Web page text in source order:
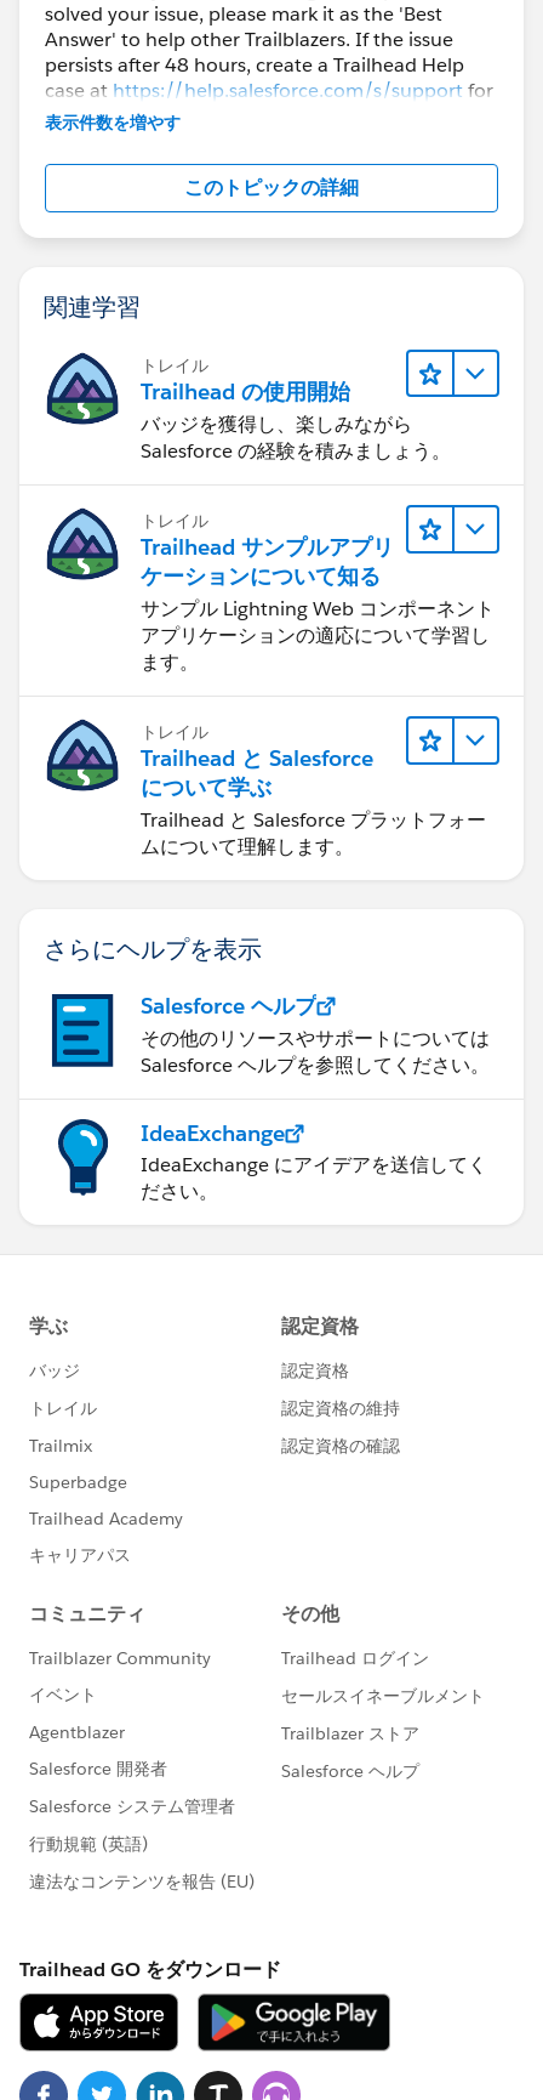
solved your issue, please mark it as the 'Best
Answer' to help other Trailblazers. If the issue
persists after 48 hours, create a Trailhead Help
case at https://help.salesforce.com/s/supportfor
further assistance.
表示件数を増やす
このトピックの詳細
関連学習
トレイル
Trailhead の使用開始
バッジを獲得し、楽しみながら
Salesforce の経験を積みましょう。
トレイル
Trailhead サンプルアプリ
ケーションについて知る
サンプル Lightning Web コンポーネント
アプリケーションの適応について学習し
ます。
トレイル
Trailhead と Salesforce
について学ぶ
Trailhead と Salesforce プラットフォー
ムについて理解します。
さらにヘルプを表示
Salesforce ヘルプ
その他のリソースやサポートについては
Salesforce ヘルプを参照してください。
IdeaExchange
IdeaExchange にアイデアを送信してく
ださい。